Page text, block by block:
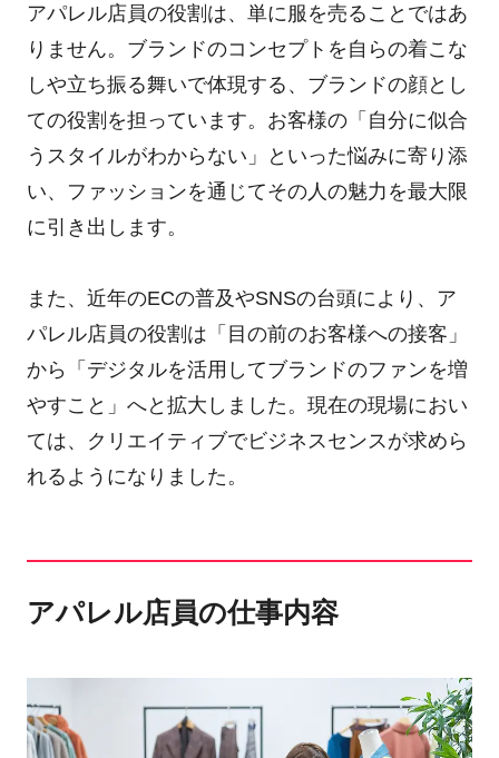
アパレル店員の役割は、単に服を売ることではあ
りません。ブランドのコンセプトを自らの着こな
しや立ち振る舞いで体現する、ブランドの顔とし
ての役割を担っています。お客様の「自分に似合
うスタイルがわからない」といった悩みに寄り添
い、ファッションを通じてその人の魅力を最大限
に引き出します。
また、近年のECの普及やSNSの台頭により、ア
パレル店員の役割は「目の前のお客様への接客」
から「デジタルを活用してブランドのファンを増
やすこと」へと拡大しました。現在の現場におい
ては、クリエイティブでビジネスセンスが求めら
れるようになりました。
アパレル店員の仕事内容